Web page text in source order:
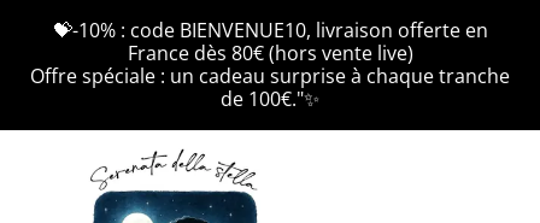
💝-10% : code BIENVENUE10, livraison offerte en
France dès 80€ (hors vente live)
Offre spéciale : un cadeau surprise à chaque tranche
de 100€."✨